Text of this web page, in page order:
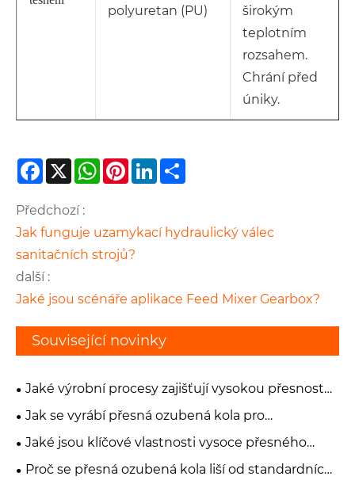
polyuretan (PU)
širokým
teplotním
rozsahem.
Chrání před
úniky.
Facebook
X WhatsApp
PinterestLinkedIn
Předchozí :
Jak funguje uzamykací hydraulický válec
sanitačních strojů?
další :
Jaké jsou scénáře aplikace Feed Mixer Gearbox?
Související novinky
Jaké výrobní procesy zajišťují vysokou přesnost
přesných ozubených kol?
Jak se vyrábí přesná ozubená kola pro
průmyslové aplikace?
Jaké jsou klíčové vlastnosti vysoce přesného
ozubeného kola?
Proč se přesná ozubená kola liší od standardních